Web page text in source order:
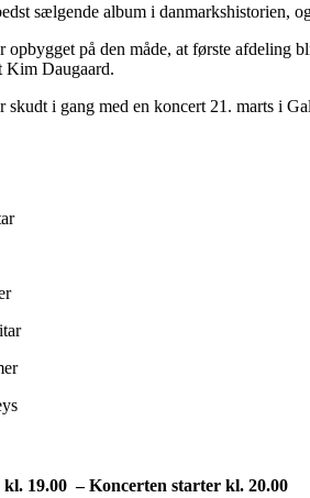
sælgende album i danmarkshistorien,
opbygget på den måde, at første afdeling
Kim Daugaard.
skudt i gang med en koncert 21. marts i
19.00 – Koncerten starter kl. 20.00